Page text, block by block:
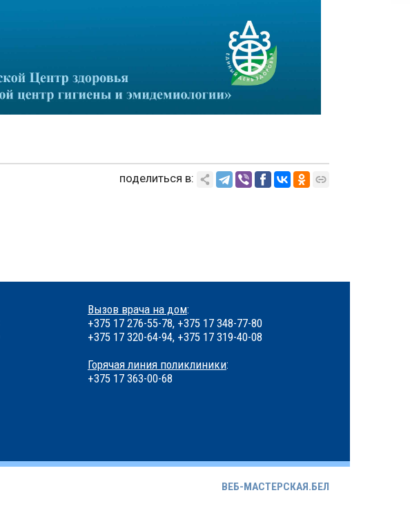
поделиться в:
Вызов врача на дом:
+375 17 276-55-78, +375 17 348-77-80
+375 17 320-64-94, +375 17 319-40-08
Горячая линия поликлиники:
+375 17 363-00-68
ВЕБ-МАСТЕРСКАЯ.БЕЛ